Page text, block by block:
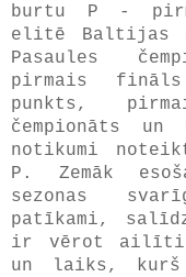
burtu P -
elitē Baltijas
Pasaules
pirmais
punkts,
čempionāts
notikumi
P. Zemāk
sezonas
patīkami,
ir vērot ailīti,
un laiks, kurš